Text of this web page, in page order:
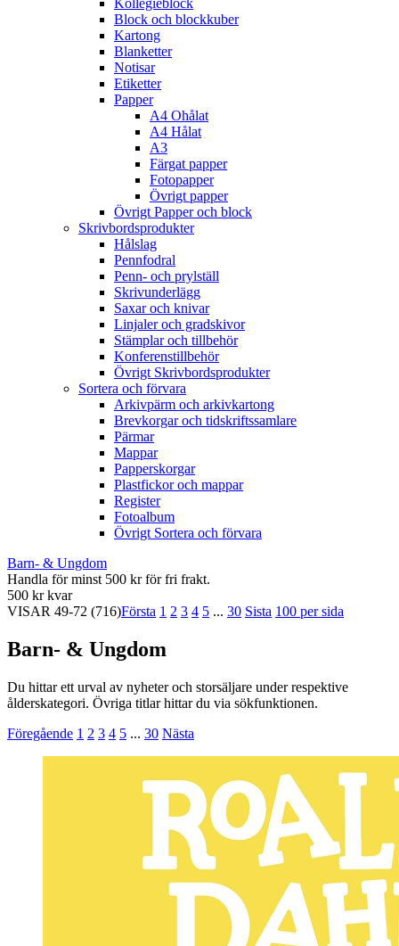
Kollegieblock
Block och blockkuber
Kartong
Blanketter
Notisar
Etiketter
Papper
A4 Ohålat
A4 Hålat
A3
Färgat papper
Fotopapper
Övrigt papper
Övrigt Papper och block
Skrivbordsprodukter
Hålslag
Pennfodral
Penn- och prylställ
Skrivunderlägg
Saxar och knivar
Linjaler och gradskivor
Stämplar och tillbehör
Konferenstillbehör
Övrigt Skrivbordsprodukter
Sortera och förvara
Arkivpärm och arkivkartong
Brevkorgar och tidskriftssamlare
Pärmar
Mappar
Papperskorgar
Plastfickor och mappar
Register
Fotoalbum
Övrigt Sortera och förvara
Barn- & Ungdom
Handla för minst 500 kr för fri frakt.
500 kr kvar
VISAR 49-72 (716)Första 1 2 3 4 5 ... 30 Sista 100 per sida
Barn- & Ungdom
Du hittar ett urval av nyheter och storsäljare under respektive
ålderskategori. Övriga titlar hittar du via sökfunktionen.
Föregående 1 2 3 4 5 ... 30 Nästa